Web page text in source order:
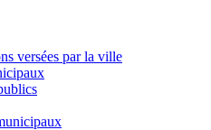
versées par la ville